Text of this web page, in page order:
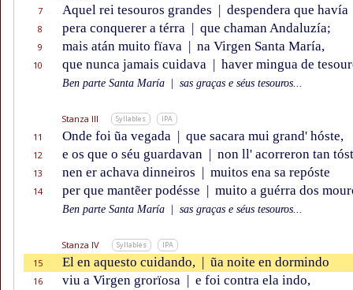
7 Aquel rei tesouros grandes | despendera que havía
8 pera conquerer a térra | que chaman Andaluzía;
9 mais atán muito fïava | na Virgen Santa María,
10 que nunca jamais cuidava | haver mingua de
Ben parte Santa María sas graças e séus tesouros...
Stanza III Syllables IPA
11 Onde foi ũa vegada | que sacara mui grand' hóste,
12 e os que o séu guardavan | non ll' acorreron tan
13 nen er achava dinneiros | muitos ena sa repóste
14 per que mantẽer podésse | muito a guérra dos
Ben parte Santa María sas graças e séus tesouros...
Stanza IV Syllables IPA
15 El en aquesto cuidando, | ũa noite en dormindo
16 viu a Virgen grorïosa | e foi contra ela indo,